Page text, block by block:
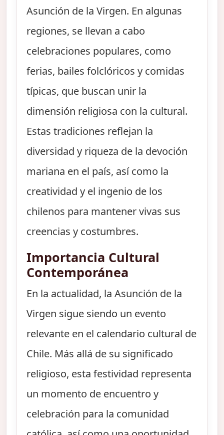
Asunción de la Virgen. En algunas
regiones, se llevan a cabo
celebraciones populares, como
ferias, bailes folclóricos y comidas
típicas, que buscan unir la
dimensión religiosa con la cultural.
Estas tradiciones reflejan la
diversidad y riqueza de la devoción
mariana en el país, así como la
creatividad y el ingenio de los
chilenos para mantener vivas sus
creencias y costumbres.
Importancia Cultural
Contemporánea
En la actualidad, la Asunción de la
Virgen sigue siendo un evento
relevante en el calendario cultural de
Chile. Más allá de su significado
religioso, esta festividad representa
un momento de encuentro y
celebración para la comunidad